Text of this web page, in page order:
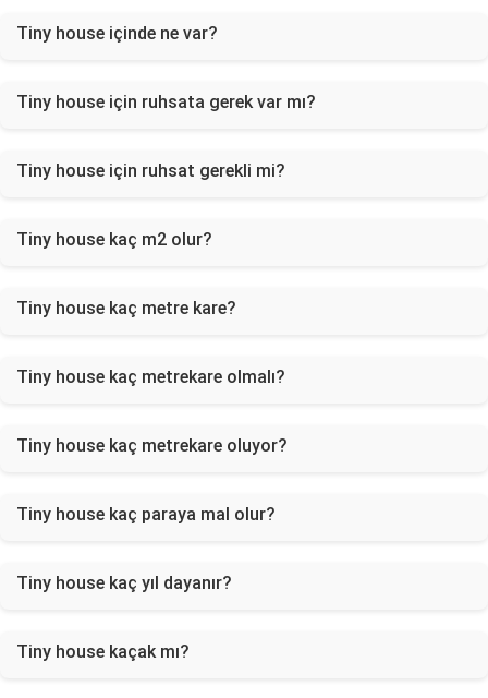
Tiny house içinde ne var?
Tiny house için ruhsata gerek var mı?
Tiny house için ruhsat gerekli mi?
Tiny house kaç m2 olur?
Tiny house kaç metre kare?
Tiny house kaç metrekare olmalı?
Tiny house kaç metrekare oluyor?
Tiny house kaç paraya mal olur?
Tiny house kaç yıl dayanır?
Tiny house kaçak mı?